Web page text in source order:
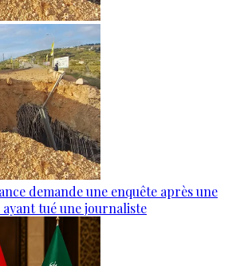
demande une enquête après une
tué une journaliste